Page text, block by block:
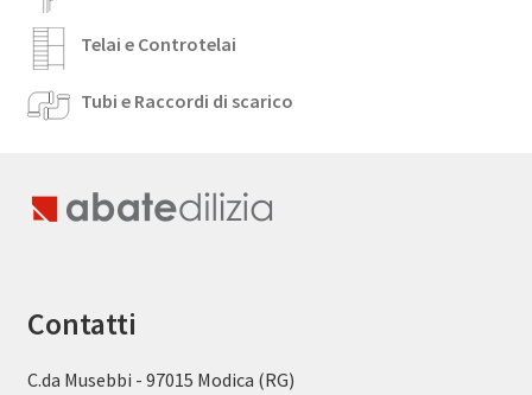
Telai e Controtelai
Tubi e Raccordi di scarico
Contatti
C.da Musebbi - 97015 Modica (RG)